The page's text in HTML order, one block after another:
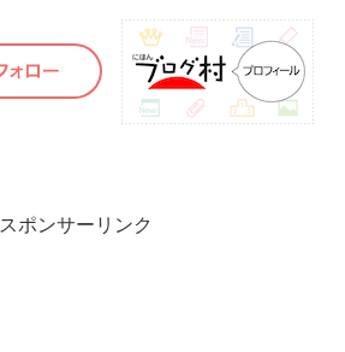
スポンサーリンク